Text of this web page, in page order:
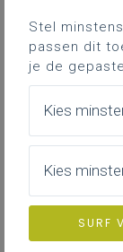
Didactische
duiding bij
Stel
passen dit
je de
Kies
Kies
SURF